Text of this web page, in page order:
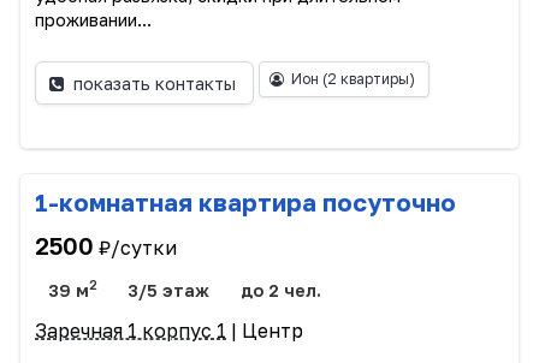
проживании...
показать контакты Ион (2 квартиры)
1-комнатная квартира посуточно
2500 ₽/сутки
39 м2 3/5 этаж до 2 чел.
Заречная 1 корпус 1 | Центр